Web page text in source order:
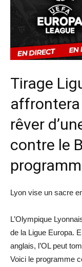
Tirage
rêver
contre le
Lyon vise un sacre
L’Olympique
de la Ligue Europa.
anglais, l’OL peut
Voici le programme